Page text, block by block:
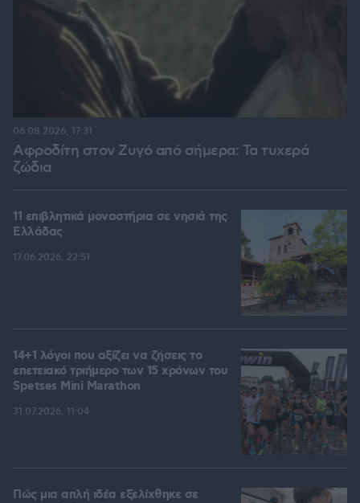
Αφροδίτη στον Ζυγό από σήμερα: Τα τυχερά
ζώδια
06.08.2026, 17:31
11 επιβλητικά μοναστήρια σε νησιά της
Ελλάδας
17.06.2026, 22:51
14+1 λόγοι που αξίζει να ζήσεις το
επετειακό τριήμερο των 15 χρόνων του
Spetses Mini Marathon
31.07.2026, 11:04
Πώς μια απλή ιδέα εξελίχθηκε σε